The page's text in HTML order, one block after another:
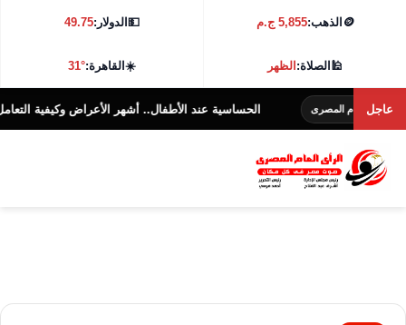
🪙 الذهب:5,855 ج.م 💵الدولار:49.75
🕌الصلاة:الظهر ☀️القاهرة:31°
عاجل
العام المصرى الحساسية عند الأطفال.. أشهر الأعراض وكيفية التعامل معها؟